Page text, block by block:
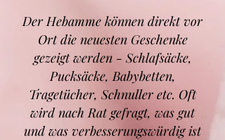
Der Hebamme können direkt vor
Ort die neuesten Geschenke
gezeigt werden - Schlafsäcke,
Pucksäcke, Babybetten,
Tragetücher, Schnuller etc. Oft
wird nach Rat gefragt, was gut
und was verbesserungswürdig ist